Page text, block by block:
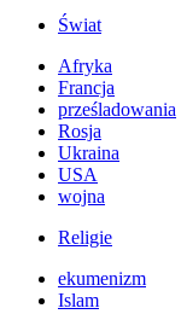
Świat
Afryka
Francja
prześladowania
Rosja
Ukraina
USA
wojna
Religie
ekumenizm
Islam